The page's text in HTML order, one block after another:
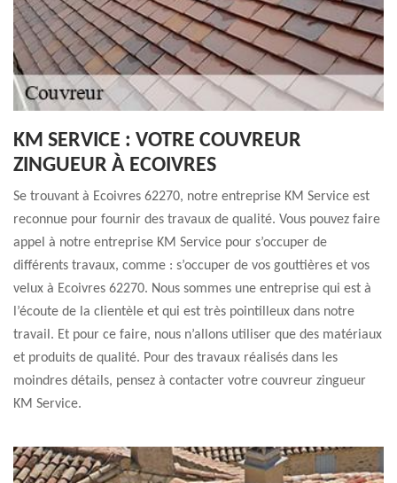
KM SERVICE : VOTRE COUVREUR
ZINGUEUR À ECOIVRES
Se trouvant à Ecoivres 62270, notre entreprise KM Service est
reconnue pour fournir des travaux de qualité. Vous pouvez faire
appel à notre entreprise KM Service pour s’occuper de
différents travaux, comme : s’occuper de vos gouttières et vos
velux à Ecoivres 62270. Nous sommes une entreprise qui est à
l’écoute de la clientèle et qui est très pointilleux dans notre
travail. Et pour ce faire, nous n’allons utiliser que des matériaux
et produits de qualité. Pour des travaux réalisés dans les
moindres détails, pensez à contacter votre couvreur zingueur
KM Service.